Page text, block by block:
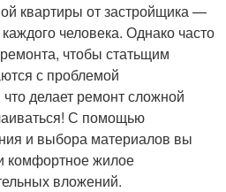
Ремонт с нуля
Ремонт в комнате
квартиры от застройщика —
человека. Однако часто
чтобы статьщим
с проблемой
делает ремонт сложной
С помощью
и выбора материалов вы
комфортное жилое
вложений.